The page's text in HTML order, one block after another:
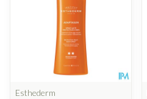
Esthederm